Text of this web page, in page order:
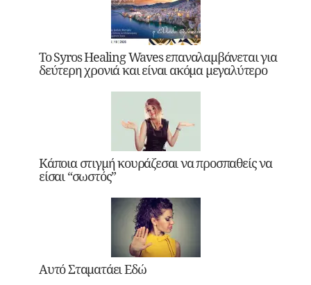
Το Syros Healing Waves επαναλαμβάνεται για
δεύτερη χρονιά και είναι ακόμα μεγαλύτερο
Κάποια στιγμή κουράζεσαι να προσπαθείς να
είσαι “σωστός”
Αυτό Σταματάει Εδώ